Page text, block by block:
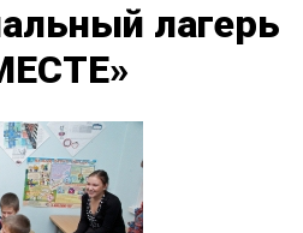
лагерь